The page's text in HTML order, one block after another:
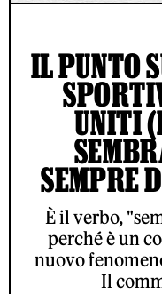
IL PUNTO
UNITI
SEMPRE
È il verbo,
perché è un
nuovo
Il